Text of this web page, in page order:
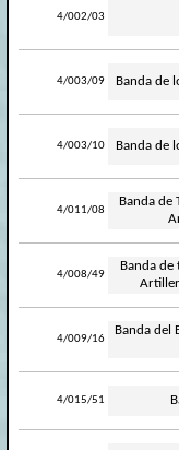
4/002/03
4/003/09 Banda de
4/003/10 Banda de
4/011/08
Banda de
4/008/49
Banda de
4/009/16
Banda del
4/015/51